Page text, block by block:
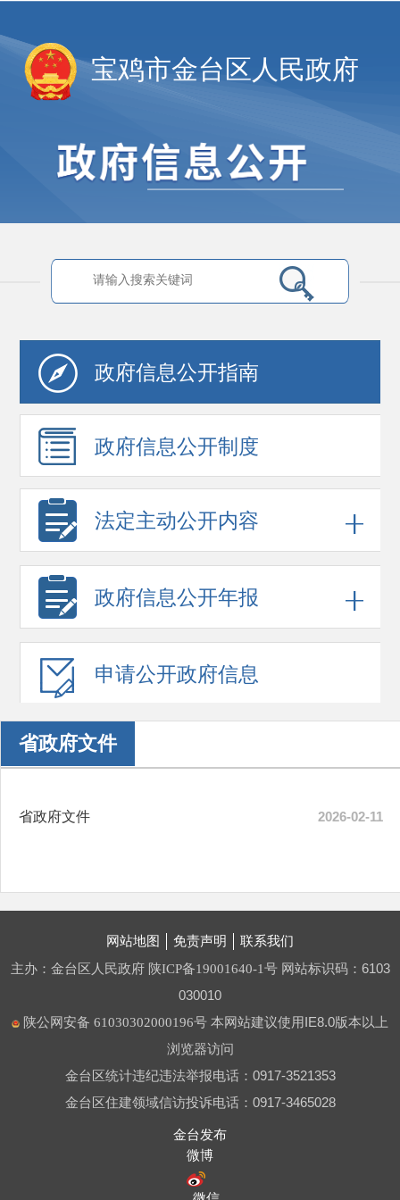
宝鸡市金台区人民政府
政府信息公开指南
政府信息公开制度
法定主动公开内容
政府信息公开年报
申请公开政府信息
省政府文件
省政府文件 2026-02-11
网站地图 免责声明 联系我们
主办：金台区人民政府 陕ICP备19001640-1号 网站标识码：6103
030010
陕公网安备 61030302000196号 本网站建议使用IE8.0版本以上
浏览器访问
金台区统计违纪违法举报电话：0917-3521353
金台区住建领域信访投诉电话：0917-3465028
金台发布
微博